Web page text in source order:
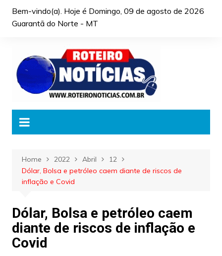
Bem-vindo(a). Hoje é Domingo, 09 de agosto de 2026
Guarantã do Norte - MT
Home 2022 Abril
12
Dólar, Bolsa e petróleo caem diante de riscos de
inflação e Covid
Dólar, Bolsa e petróleo caem
diante de riscos de inflação e
Covid